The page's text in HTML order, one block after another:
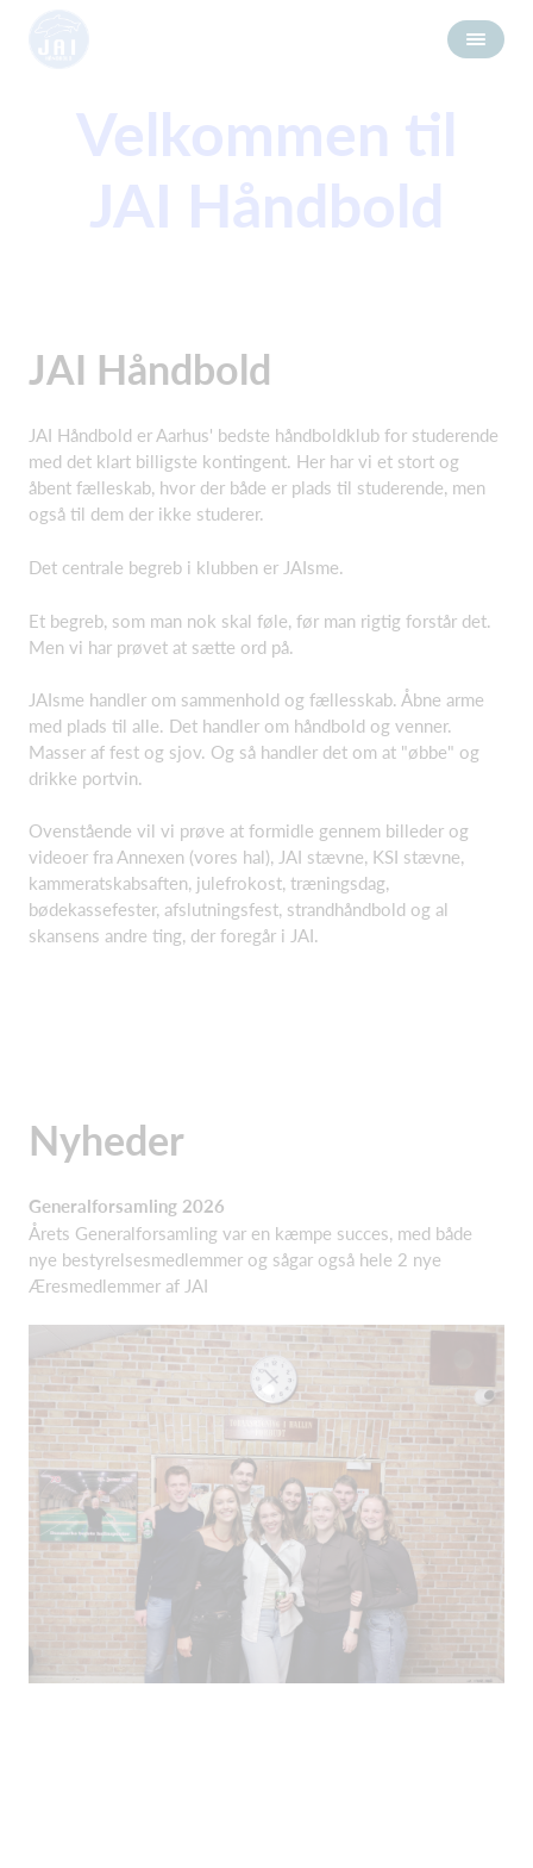
Velkommen til
JAI Håndbold
JAI Håndbold
JAI Håndbold er Aarhus' bedste håndboldklub for studerende
med det klart billigste kontingent. Her har vi et stort og
åbent fælleskab, hvor der både er plads til studerende, men
også til dem der ikke studerer.
Det centrale begreb i klubben er JAIsme.
Et begreb, som man nok skal føle, før man rigtig forstår det.
Men vi har prøvet at sætte ord på.
JAIsme handler om sammenhold og fællesskab. Åbne arme
med plads til alle. Det handler om håndbold og venner.
Masser af fest og sjov. Og så handler det om at "øbbe" og
drikke portvin.
Ovenstående vil vi prøve at formidle gennem billeder og
videoer fra Annexen (vores hal), JAI stævne, KSI stævne,
kammeratskabsaften, julefrokost, træningsdag,
bødekassefester, afslutningsfest, strandhåndbold og al
skansens andre ting, der foregår i JAI.
Nyheder
Generalforsamling 2026
Årets Generalforsamling var en kæmpe succes, med både
nye bestyrelsesmedlemmer og sågar også hele 2 nye
Æresmedlemmer af JAI